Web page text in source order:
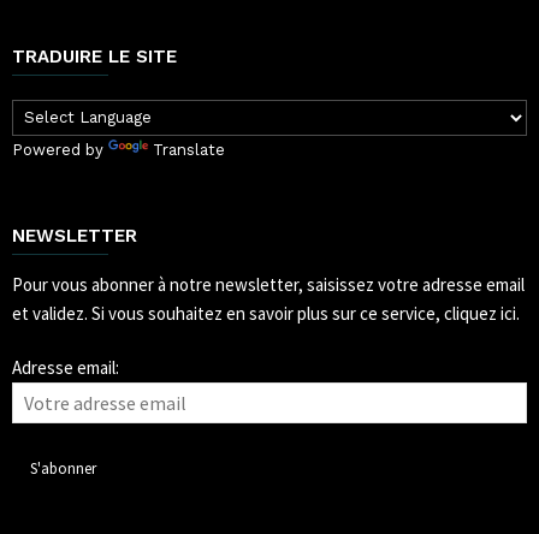
TRADUIRE LE SITE
Powered by Translate
NEWSLETTER
Pour vous abonner à notre newsletter, saisissez votre adresse email
et validez. Si vous souhaitez en savoir plus sur ce service, cliquez ici.
Adresse email: